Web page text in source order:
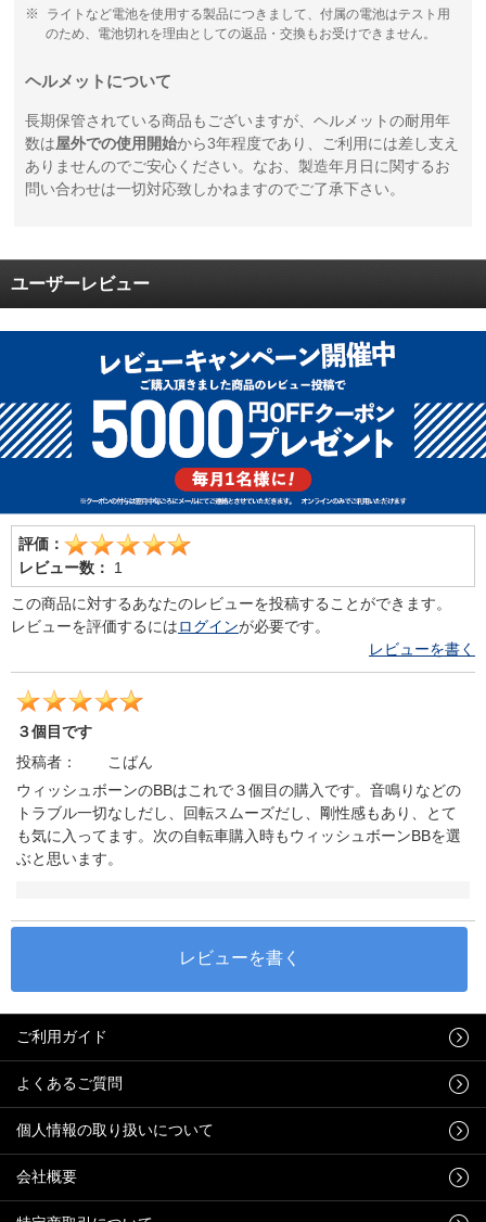
ライトなど電池を使用する製品につきまして、付属の電池はテスト用
のため、電池切れを理由としての返品・交換もお受けできません。
ヘルメットについて
長期保管されている商品もございますが、ヘルメットの耐用年
数は屋外での使用開始から3年程度であり、ご利用には差し支え
ありませんのでご安心ください。なお、製造年月日に関するお
問い合わせは一切対応致しかねますのでご了承下さい。
ユーザーレビュー
評価：
レビュー数：
1
この商品に対するあなたのレビューを投稿することができます。
レビューを評価するにはログインが必要です。
レビューを書く
３個目です
投稿者：
こばん
ウィッシュボーンのBBはこれで３個目の購入です。音鳴りなどの
トラブル一切なしだし、回転スムーズだし、剛性感もあり、とて
も気に入ってます。次の自転車購入時もウィッシュボーンBBを選
ぶと思います。
ご利用ガイド
よくあるご質問
個人情報の取り扱いについて
会社概要